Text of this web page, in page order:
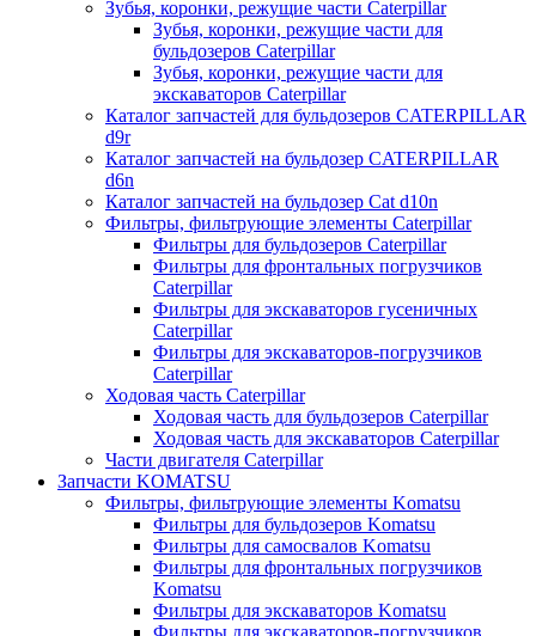
Зубья, коронки, режущие части Caterpillar
Зубья, коронки, режущие части для
бульдозеров Caterpillar
Зубья, коронки, режущие части для
экскаваторов Caterpillar
Каталог запчастей для бульдозеров CATERPILLAR
d9r
Каталог запчастей на бульдозер CATERPILLAR
d6n
Каталог запчастей на бульдозер Сat d10n
Фильтры, фильтрующие элементы Caterpillar
Фильтры для бульдозеров Caterpillar
Фильтры для фронтальных погрузчиков
Caterpillar
Фильтры для экскаваторов гусеничных
Caterpillar
Фильтры для экскаваторов-погрузчиков
Caterpillar
Ходовая часть Caterpillar
Ходовая часть для бульдозеров Caterpillar
Ходовая часть для экскаваторов Caterpillar
Части двигателя Caterpillar
Запчасти KOMATSU
Фильтры, фильтрующие элементы Komatsu
Фильтры для бульдозеров Komatsu
Фильтры для самосвалов Komatsu
Фильтры для фронтальных погрузчиков
Komatsu
Фильтры для экскаваторов Komatsu
Фильтры для экскаваторов-погрузчиков